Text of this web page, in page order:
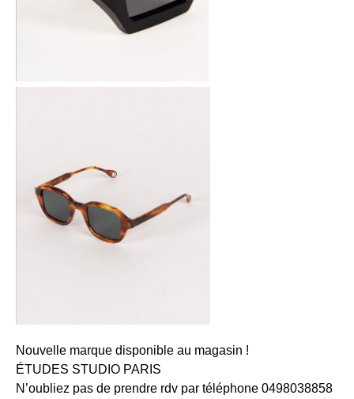
Nouvelle marque disponible au magasin !
ÉTUDES STUDIO PARIS
N’oubliez pas de prendre rdv par téléphone 0498038858